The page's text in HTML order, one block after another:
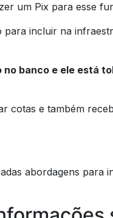
um Pix para esse
incluir na
banco e ele está
cotas e também
abordagens para